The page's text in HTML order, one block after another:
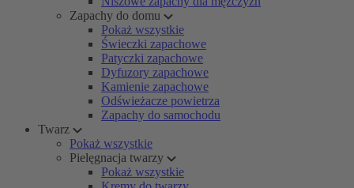
Zapachy do domu
Pokaż wszystkie
Świeczki zapachowe
Patyczki zapachowe
Dyfuzory zapachowe
Kamienie zapachowe
Odświeżacze powietrza
Zapachy do samochodu
Twarz
Pokaż wszystkie
Pielęgnacja twarzy
Pokaż wszystkie